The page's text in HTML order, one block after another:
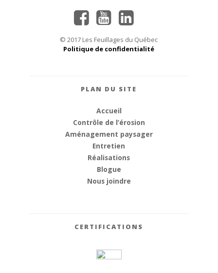
© 2017 Les Feuillages du Québec
Politique de confidentialité
PLAN DU SITE
Accueil
Contrôle de l’érosion
Aménagement paysager
Entretien
Réalisations
Blogue
Nous joindre
CERTIFICATIONS